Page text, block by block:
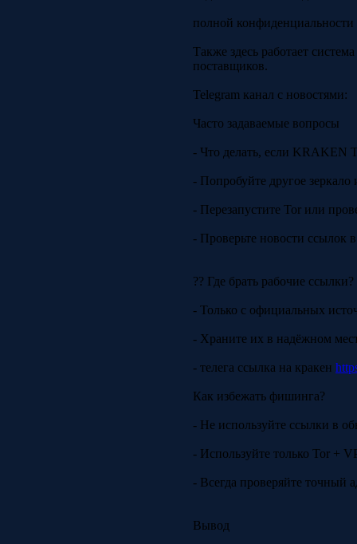
полной конфиденциальности
Также здесь работает
поставщиков.
Telegram канал с новостями:
Часто задаваемые вопросы
- Что делать, если KRAKEN
- Попробуйте другое зеркало
- Перезапустите Tor или
- Проверьте новости ссылок
?? Где брать рабочие ссылки?
- Только с официальных
- Храните их в надёжном
- телега ссылка на кракен
Как избежать фишинга?
- Не используйте ссылки в
- Используйте только Tor +
- Всегда проверяйте точный
Вывод